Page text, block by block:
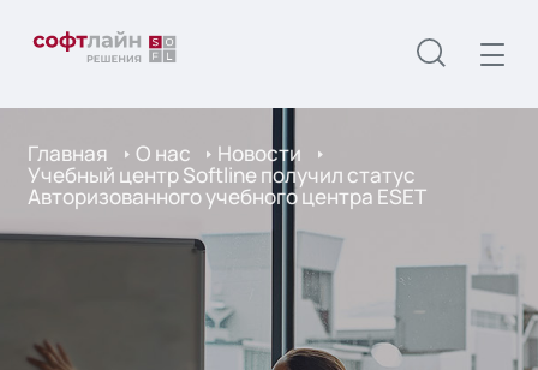
Главная О нас Новости
Учебный центр Softline получил статус
Авторизованного учебного центра ESET